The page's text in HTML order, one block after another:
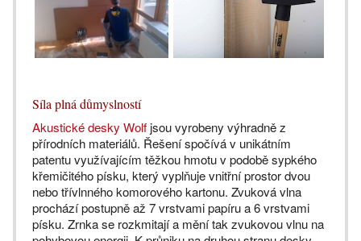
Síla plná důmyslností
Akustické desky Wolf jsou vyrobeny výhradně z
přírodních materiálů. Řešení spočívá v unikátním
patentu využívajícím těžkou hmotu v podobě sypkého
křemičitého písku, který vyplňuje vnitřní prostor dvou
nebo třívlnného komorového kartonu. Zvuková vlna
prochází postupně až 7 vrstvami papíru a 6 vrstvami
písku. Zrnka se rozkmitají a mění tak zvukovou vlnu na